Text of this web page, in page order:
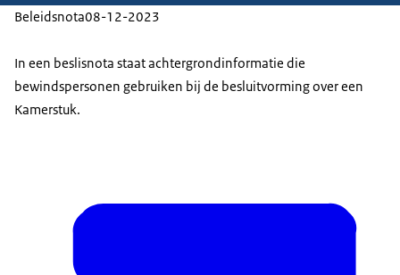
Beleidsnota08-12-2023
In een beslisnota staat achtergrondinformatie die
bewindspersonen gebruiken bij de besluitvorming over een
Kamerstuk.